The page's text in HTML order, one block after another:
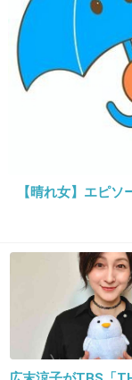
16. 匿名 2016/02/06(土) 13:59:12
別にいいんじゃ
夏でも五分丈
2016/02/06(土) 13:59:24
テープで隠し
とかヌードと
出典：doorto.net
【晴れ女】エピソ